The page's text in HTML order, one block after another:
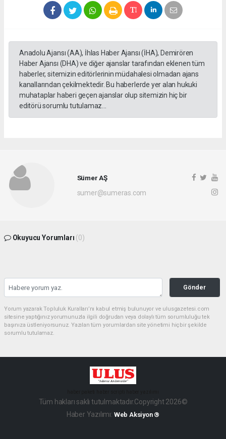
Anadolu Ajansı (AA), İhlas Haber Ajansı (İHA), Demirören
Haber Ajansı (DHA) ve diğer ajanslar tarafından eklenen tüm
haberler, sitemizin editörlerinin müdahalesi olmadan ajans
kanallarından çekilmektedir. Bu haberlerde yer alan hukuki
muhataplar haberi geçen ajanslar olup sitemizin hiç bir
editörü sorumlu tutulamaz...
Sümer AŞ
sumer@sumeras.com
Okuyucu Yorumları (0)
Gönder
Yorum yazarak Topluluk Kuralları’nı kabul etmiş bulunuyor ve ulusgazetesi.com
sitesine yaptığınız yorumunuzla ilgili doğrudan veya dolaylı tüm sorumluluğu tek
başınıza üstleniyorsunuz. Yazılan tüm yorumlardan site yönetimi hiçbir şekilde
sorumlu tutulamaz.
Tüm hakları saklı tutulmaktadır.Copyright 2026©
Haber Yazılımı: Web Aksiyon ®